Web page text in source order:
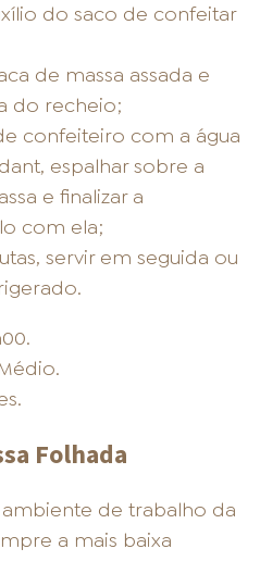
do saco de confeitar
de massa assada e
do recheio;
confeiteiro com a água
espalhar sobre a
e finalizar a
com ela;
servir em seguida ou
Folhada
de trabalho da
a mais baixa